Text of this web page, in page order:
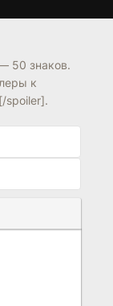
50 знаков.
к
spoiler].
СПОЙЛЕРА